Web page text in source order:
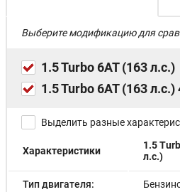
Выберите модификацию для
1.5 Turbo 6AT (163 л.с.)
1.5 Turbo 6AT (163 л.с.)
Выделить разные
Характеристики
1.5
л.с.)
Тип двигателя: